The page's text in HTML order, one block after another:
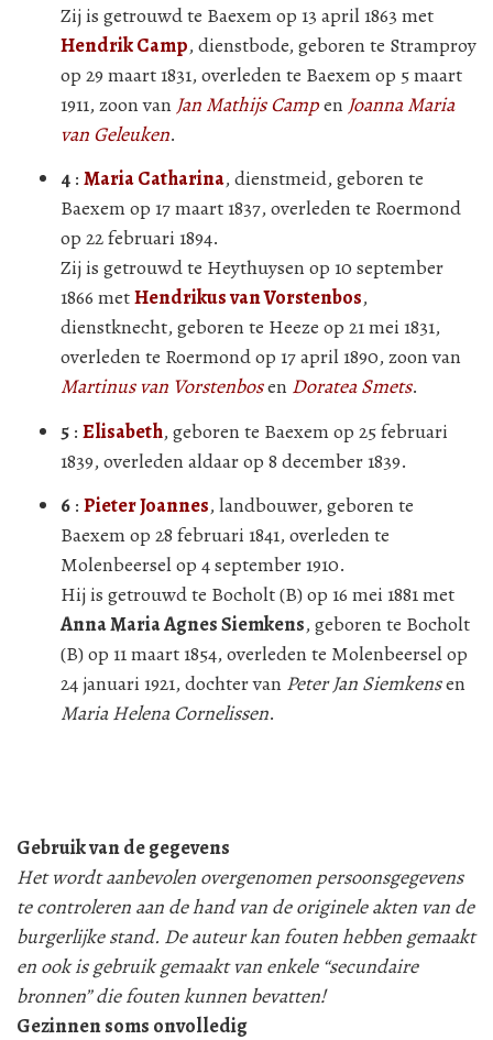
Zij is getrouwd te Baexem op 13 april 1863 met
Hendrik Camp, dienstbode, geboren te Stramproy
op 29 maart 1831, overleden te Baexem op 5 maart
1911, zoon van Jan Mathijs Campen Joanna Maria
van Geleuken.
4 : Maria Catharina, dienstmeid, geboren te
Baexem op 17 maart 1837, overleden te Roermond
op 22 februari 1894.
Zij is getrouwd te Heythuysen op 10 september
1866 metHendrikus van Vorstenbos,
dienstknecht, geboren te Heeze op 21 mei 1831,
overleden te Roermond op 17 april 1890, zoon van
Martinus van Vorstenbosen Doratea Smets.
5 : Elisabeth, geboren te Baexem op 25 februari
1839, overleden aldaar op 8 december 1839.
6 : Pieter Joannes, landbouwer, geboren te
Baexem op 28 februari 1841, overleden te
Molenbeersel op 4 september 1910.
Hij is getrouwd te Bocholt (B) op 16 mei 1881 met
Anna Maria Agnes Siemkens, geboren te Bocholt
(B) op 11 maart 1854, overleden te Molenbeersel op
24 januari 1921, dochter van Peter Jan Siemkensen
Maria Helena Cornelissen.
Gebruik van de gegevens
Het wordt aanbevolen overgenomen persoonsgegevens
te controleren aan de hand van de originele akten van de
burgerlijke stand. De auteur kan fouten hebben gemaakt
en ook is gebruik gemaakt van enkele “secundaire
bronnen” die fouten kunnen bevatten!
Gezinnen soms onvolledig